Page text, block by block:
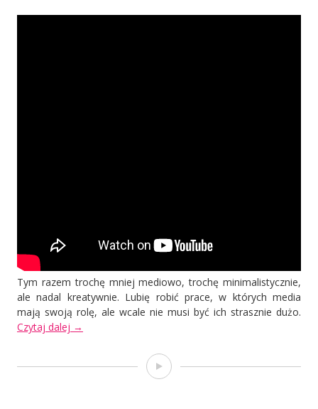
Tym razem trochę mniej mediowo, trochę minimalistycznie,
ale nadal kreatywnie. Lubię robić prace, w których media
mają swoją rolę, ale wcale nie musi być ich strasznie dużo.
Czytaj dalej „Stemplowane
→
Film